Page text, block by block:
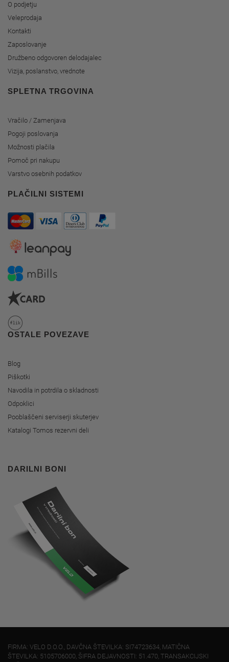
O podjetju
Veleprodaja
Kontakti
Zaposlovanje
Družbeno odgovoren delodajalec
Vizija, poslanstvo, vrednote
SPLETNA TRGOVINA
Vračilo / Zamenjava
Pogoji poslovanja
Možnosti plačila
Pomoč pri nakupu
Varstvo osebnih podatkov
PLAČILNI SISTEMI
OSTALE POVEZAVE
Blog
Piškotki
Navodila in potrdila o skladnosti
Odpoklici
Pooblaščeni serviserji skuterjev
Katalogi Tomos rezervni deli
DARILNI BONI
FIRMA: VELO D.O.O., DAVČNA ŠTEVILKA: SI74723634, MATIČNA
ŠTEVILKA: 5105706000, ŠIFRA DEJAVNOSTI: 51.470, TRANSAKCIJSKI